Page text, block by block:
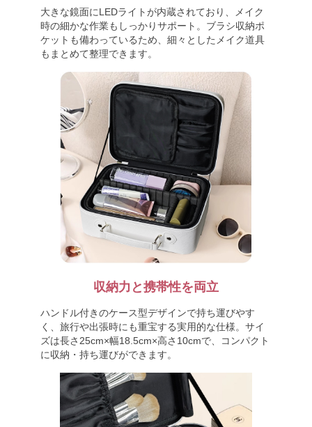
大きな鏡面にLEDライトが内蔵されており、メイク
時の細かな作業もしっかりサポート。ブラシ収納ポ
ケットも備わっているため、細々としたメイク道具
もまとめて整理できます。
収納力と携帯性を両立
ハンドル付きのケース型デザインで持ち運びやす
く、旅行や出張時にも重宝する実用的な仕様。サイ
ズは長さ25cm×幅18.5cm×高さ10cmで、コンパクト
に収納・持ち運びができます。